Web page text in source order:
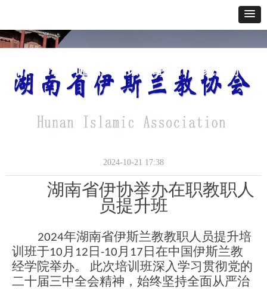
网站首页 通讯报道 政策法规 经典教义 寺貌风采
湖南省伊协在中国经学院举办阿訇提升班
2024-10-21 17:38
湖南省伊协举办在职教职人
员提升班
2024年湖南省伊斯兰教教职人员提升培
训班于10月 12 日 -10月 17 日在中国伊斯兰教
经学院举办。
此次培训班深入学习贯彻党的
二十届三中全会精神，始终坚持全面从严治